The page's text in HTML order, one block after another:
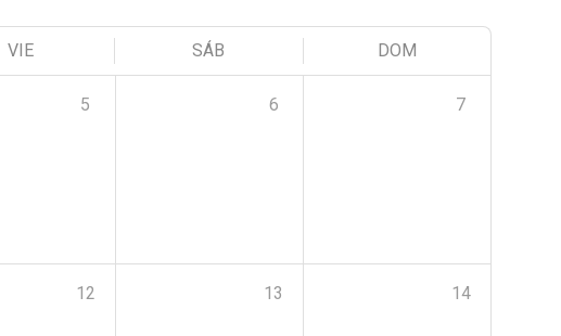
VIE SÁB DOM
5 6 7
12 13 14